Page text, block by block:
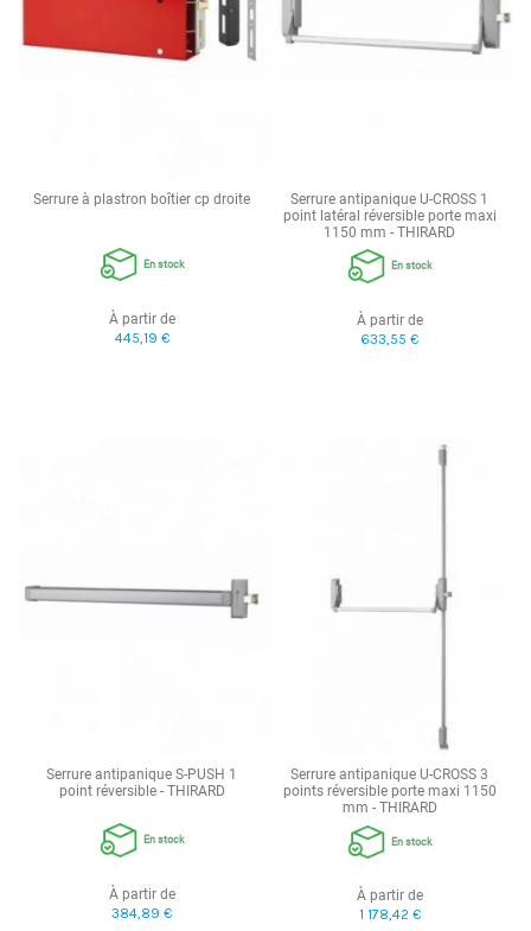
Serrure à plastron boîtier cp droite
En stock
À partir de
445,19 €
Serrure antipanique U-CROSS 1
point latéral réversible porte maxi
1150 mm - THIRARD
En stock
À partir de
633,55 €
Serrure antipanique S-PUSH 1
point réversible - THIRARD
En stock
À partir de
384,89 €
Serrure antipanique U-CROSS 3
points réversible porte maxi 1150
mm - THIRARD
En stock
À partir de
1 178,42 €